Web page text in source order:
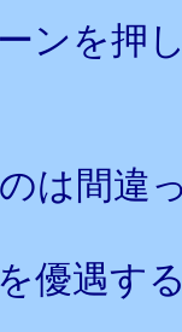
ンを押
は間違
優遇す